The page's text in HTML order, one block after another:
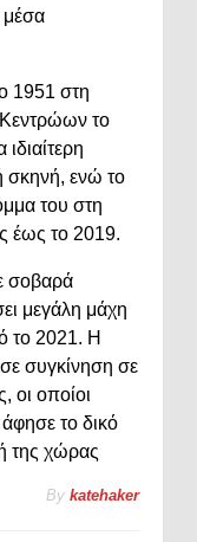
μέσα
1951 στη
το
σκηνή, ενώ το
του στη
έως το 2019.
σοβαρά
μεγάλη μάχη
το 2021. Η
συγκίνηση σε
οι οποίοι
το δικό
της χώρας
By katehaker